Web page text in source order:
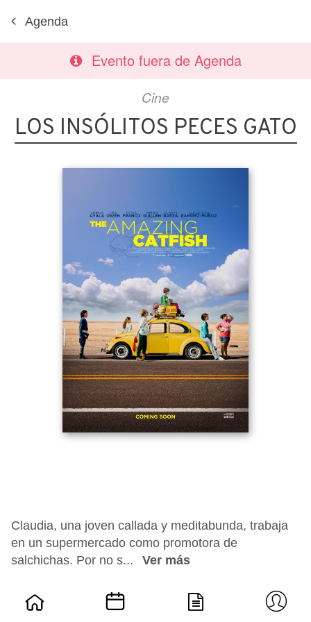
Agenda
Evento fuera de Agenda
Cine
LOS INSÓLITOS PECES GATO
Claudia, una joven callada y meditabunda, trabaja
en un supermercado como promotora de
salchichas. Por no s...
Ver más